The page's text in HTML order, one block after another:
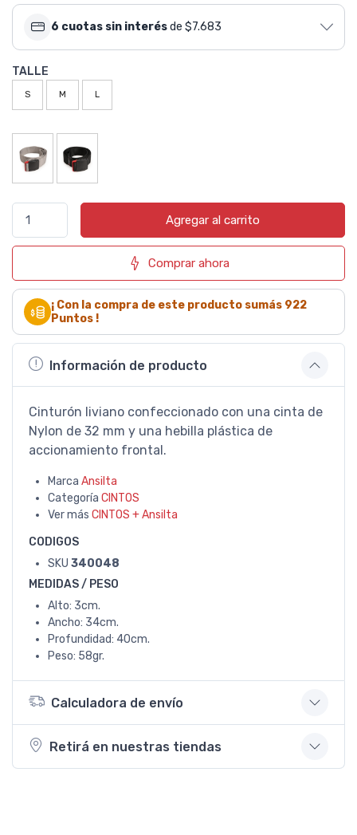
6 cuotas sin interésde $7.683
TALLE
S M L
Agregar al carrito
Comprar ahora
¡ Con la compra de este producto sumás 922
Puntos !
Información de producto
Cinturón liviano confeccionado con una cinta de
Nylon de 32 mm y una hebilla plástica de
accionamiento frontal.
Marca Ansilta
Categoría CINTOS
Ver más CINTOS + Ansilta
CODIGOS
SKU 340048
MEDIDAS / PESO
Alto: 3cm.
Ancho: 34cm.
Profundidad: 40cm.
Peso: 58gr.
Calculadora de envío
Retirá en nuestras tiendas